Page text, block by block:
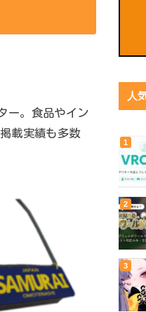
ー。食品やイン
載実績も多数
人